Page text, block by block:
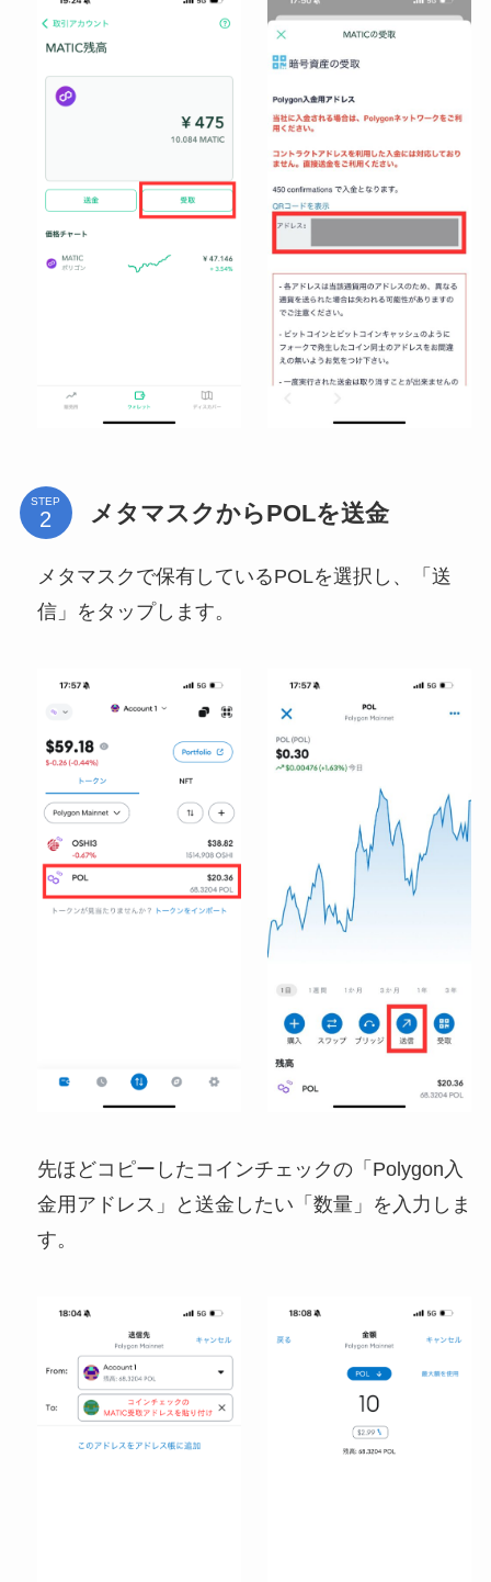
STEP メタマスクからPOLを送金
メタマスクで保有しているPOLを選択し、「送
信」をタップします。
先ほどコピーしたコインチェックの「Polygon入
金用アドレス」と送金したい「数量」を入力しま
す。